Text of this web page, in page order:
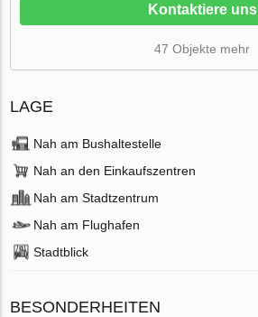
Kontaktiere uns
47 Objekte mehr
LAGE
Nah am Bushaltestelle
Nah an den Einkaufszentren
Nah am Stadtzentrum
Nah am Flughafen
Stadtblick
BESONDERHEITEN